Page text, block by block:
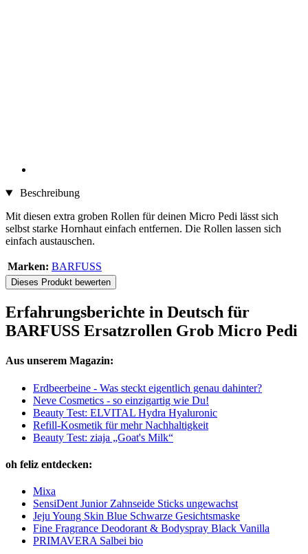
Beschreibung
Mit diesen extra groben Rollen für deinen Micro Pedi lässt sich
selbst starke Hornhaut einfach entfernen. Die Rollen lassen sich
einfach austauschen.
Marken: BARFUSS
Dieses Produkt bewerten
Erfahrungsberichte in Deutsch für
BARFUSS Ersatzrollen Grob Micro Pedi
Aus unserem Magazin:
Erdbeerbeine - Was steckt eigentlich genau dahinter?
Neve Cosmetics - so einzigartig wie Du!
Beauty Test: ELVITAL Hydra Hyaluronic
Refill-Kosmetik für mehr Nachhaltigkeit
Beauty Test: ziaja „Goat's Milk“
oh feliz entdecken:
Mixa
SensiDent Junior Zahnseide Sticks ungewachst
Jeju Young Skin Blue Schwarze Gesichtsmaske
Fine Fragrance Deodorant & Bodyspray Black Vanilla
PRIMAVERA Salbei bio